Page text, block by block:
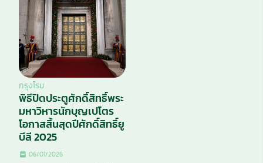
กรุงโรม
พิธีปิดประตูศักดิ์สิทธิ์พระ
มหาวิหารนักบุญเปโตร
โอกาสสิ้นสุดปีศักดิ์สิทธิ์ยู
บีลี 2025
06/01/2026